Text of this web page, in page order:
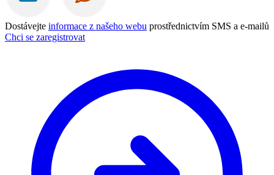
Dostávejte informace z našeho webu prostřednictvím SMS a e-mailů
Chci se zaregistrovat